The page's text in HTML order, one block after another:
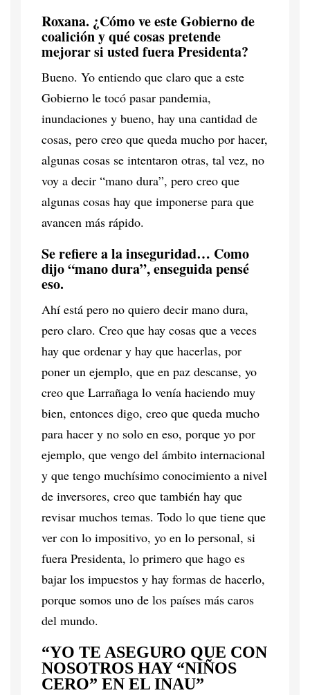
Roxana. ¿Cómo ve este Gobierno de
coalición y qué cosas pretende
mejorar si usted fuera Presidenta?
Bueno. Yo entiendo que claro que a este
Gobierno le tocó pasar pandemia,
inundaciones y bueno, hay una cantidad de
cosas, pero creo que queda mucho por hacer,
algunas cosas se intentaron otras, tal vez, no
voy a decir “mano dura”, pero creo que
algunas cosas hay que imponerse para que
avancen más rápido.
Se refiere a la inseguridad… Como
dijo “mano dura”, enseguida pensé
eso.
Ahí está pero no quiero decir mano dura,
pero claro. Creo que hay cosas que a veces
hay que ordenar y hay que hacerlas, por
poner un ejemplo, que en paz descanse, yo
creo que Larrañaga lo venía haciendo muy
bien, entonces digo, creo que queda mucho
para hacer y no solo en eso, porque yo por
ejemplo, que vengo del ámbito internacional
y que tengo muchísimo conocimiento a nivel
de inversores, creo que también hay que
revisar muchos temas. Todo lo que tiene que
ver con lo impositivo, yo en lo personal, si
fuera Presidenta, lo primero que hago es
bajar los impuestos y hay formas de hacerlo,
porque somos uno de los países más caros
del mundo.
“YO TE ASEGURO QUE CON
NOSOTROS HAY “NIÑOS
CERO” EN EL INAU”